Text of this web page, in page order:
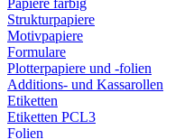
Papiere farbig
Strukturpapiere
Motivpapiere
Formulare
Plotterpapiere und -folien
Additions- und Kassarollen
Etiketten
Etiketten PCL3
Folien